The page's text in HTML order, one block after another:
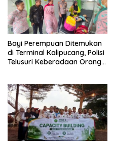
Bayi Perempuan Ditemukan
di Terminal Kalipucang, Polisi
Telusuri Keberadaan Orang